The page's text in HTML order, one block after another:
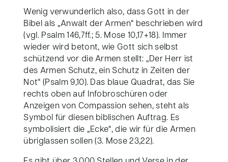
Wenig verwunderlich also, dass Gott in der
Bibel als „Anwalt der Armen“ beschrieben wird
(vgl. Psalm 146,7ff.; 5. Mose 10,17+18). Immer
wieder wird betont, wie Gott sich selbst
schützend vor die Armen stellt: „Der Herr ist
des Armen Schutz, ein Schutz in Zeiten der
Not“ (Psalm 9,10). Das blaue Quadrat, das Sie
rechts oben auf Infobroschüren oder
Anzeigen von Compassion sehen, steht als
Symbol für diesen biblischen Auftrag. Es
symbolisiert die „Ecke“, die wir für die Armen
übriglassen sollen (3. Mose 23,22).